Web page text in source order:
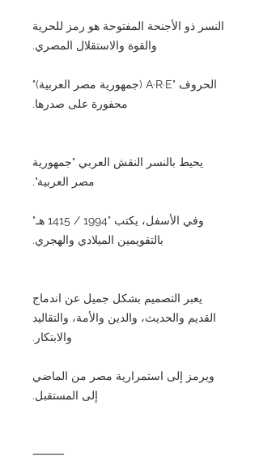
النسر ذو الأجنحة المفتوحة هو رمز للحرية
والقوة والاستقلال المصري.
الحروف "A·R·E (جمهورية مصر العربية)"
محفورة على صدرها.
يحيط بالنسر النقش العربي "جمهورية
مصر العربية".
وفي الأسفل، يكتب "1994 / 1415 هـ"
بالتقويمين الميلادي والهجري.
يعبر التصميم بشكل جميل عن اندماج
القديم والحديث، والدين والأمة، والتقاليد
والابتكار.
ويرمز إلى استمرارية مصر من الماضي
إلى المستقبل.
⸻